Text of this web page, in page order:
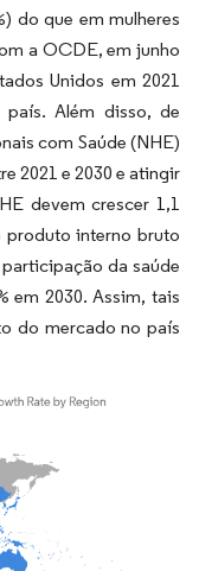
do que em mulheres
a OCDE, em junho
Unidos em 2021
Além disso, de
com Saúde (NHE)
2021 e 2030 e atingir
devem crescer 1,1
interno bruto
da saúde
em 2030. Assim, tais
do mercado no país